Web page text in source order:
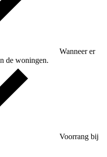
Wanneer er
de woningen.
Voorrang bij